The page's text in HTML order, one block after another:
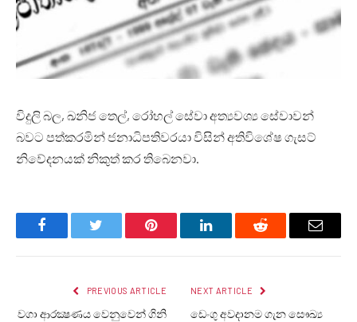
විදුලි බල, ඛනිජ තෙල්, රෝහල් සේවා අත්‍යවශ්‍ය සේවාවන්
බවට පත්කරමින් ජනාධිපතිවරයා විසින් අතිවිශේෂ ගැසට්
නිවේදනයක් නිකුත් කර තිබෙනවා.
FacebookTwitter Pinterest LinkedInReddit Email
PREVIOUS ARTICLE
වගා ආරක්‍ෂණ‍ය වෙනුවෙන් ගිනි
NEXT ARTICLE
ඩෙංගු අවදානම ගැන සෞඛ්‍ය